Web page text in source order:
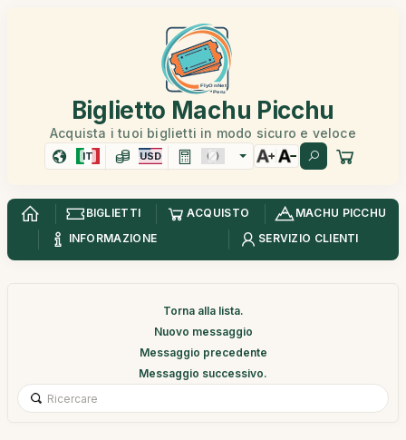
Biglietto Machu Picchu
Acquista i tuoi biglietti in modo sicuro e veloce
IT USD
BIGLIETTI ACQUISTO
MACHU PICCHU
INFORMAZIONE
SERVIZIO CLIENTI
Torna alla lista.
Nuovo messaggio
Messaggio precedente
Messaggio successivo.